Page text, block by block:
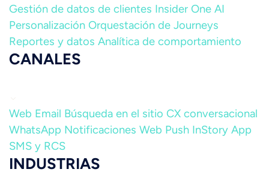
Gestión de datos de clientes Insider One AI
Personalización Orquestación de Journeys
Reportes y datos Analítica de comportamiento
CANALES
Web Email Búsqueda en el sitio CX conversacional
WhatsApp Notificaciones Web Push InStory App
SMS y RCS
INDUSTRIAS